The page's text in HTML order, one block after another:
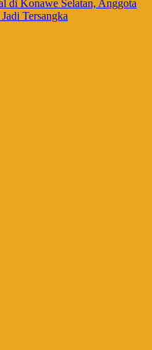
di Konawe Selatan, Anggota
Tersangka